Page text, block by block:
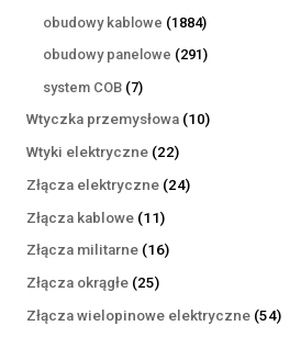
obudowy kablowe 18841884
produkty
obudowy panelowe 291291
system COB 77
produktów
Wtyczka przemysłowa 1010
Wtyki elektryczne 2222
produkty
Złącza elektryczne 2424
Złącza kablowe 1111
produktów
Złącza militarne 1616
Złącza okrągłe 2525
produktów
Złącza wielopinowe elektryczne 5454